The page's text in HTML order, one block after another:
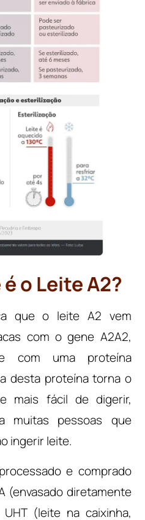
o Leite A2?
que o leite A2 vem
com o gene A2A2,
com uma proteína
desta proteína torna o
mais fácil de digerir,
muitas pessoas que
ingerir leite.
e comprado
(envasado diretamente
(leite na caixinha,